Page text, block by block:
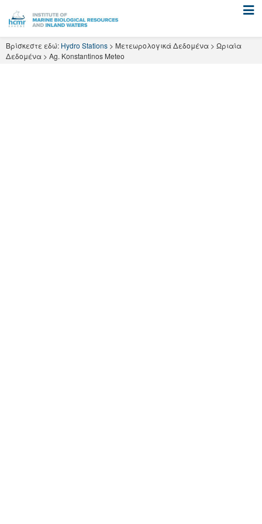
content
Βρίσκεστε εδώ: Hydro Stations > Μετεωρολογικά Δεδομένα > Ωριαία
Δεδομένα > Ag. Konstantinos Meteo